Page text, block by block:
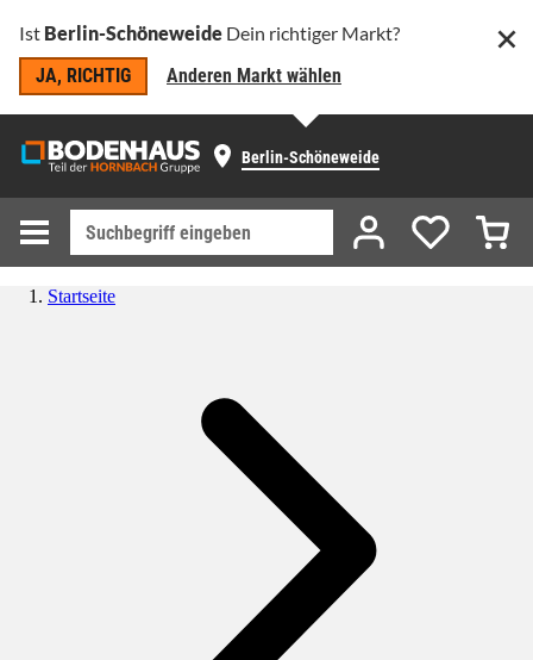
Ist Berlin-Schöneweide Dein richtiger Markt?
JA, RICHTIG
Anderen Markt wählen
Berlin-Schöneweide
Startseite